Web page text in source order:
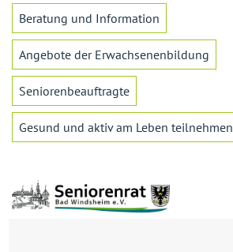
Beratung und Information
Angebote der Erwachsenenbildung
Seniorenbeauftragte
Gesund und aktiv am Leben teilnehmen